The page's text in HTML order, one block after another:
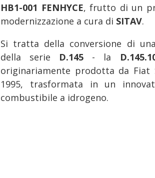
HB1-001 FENHYCE, frutto di un
modernizzazione a cura di SITAV.
Si tratta della conversione di
della serie D.145 - la
originariamente prodotta da Fiat
1995, trasformata in un
combustibile a idrogeno.